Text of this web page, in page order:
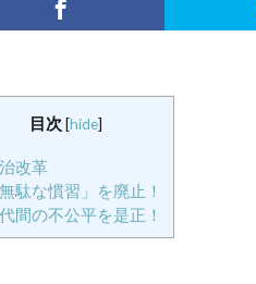
目次 [hide]
改革
無駄な慣習」を廃止！
間の不公平を是正！